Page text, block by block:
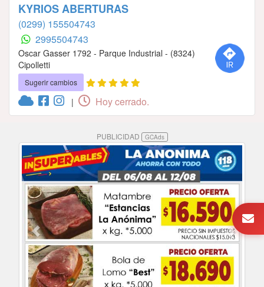
KYRIOS ABERTURAS
(0299) 155504743
2995504743
Oscar Gasser 1792 - Parque Industrial - (8324)
Cipolletti
Sugerir cambios
| Hoy cerrado.
PUBLICIDAD GCAds